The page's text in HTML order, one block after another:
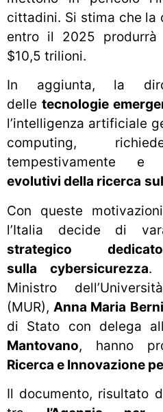
cittadini. Si stima che
entro il 2025 produrrà
$10,5 trilioni.
In aggiunta, la
delle tecnologie
l’intelligenza artificiale
computing,
tempestivamente
evolutivi della ricerca
Con queste
l’Italia decide di
strategico
sulla
cybersicurezza.
Ministro
(MUR), Anna Maria
di Stato con delega
Mantovano, hanno
Ricerca e Innovazione
Il documento, risultato